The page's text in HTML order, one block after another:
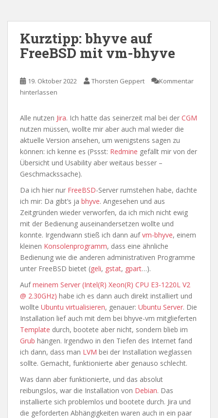
Kurztipp: bhyve auf
FreeBSD mit vm-bhyve
19. Oktober 2022 Thorsten Geppert
Kommentar
hinterlassen
Alle nutzen Jira. Ich hatte das seinerzeit mal bei der CGM
nutzen müssen, wollte mir aber auch mal wieder die
aktuelle Version ansehen, um wenigstens sagen zu
können: ich kenne es (Pssst: Redmine gefällt mir von der
Übersicht und Usability aber weitaus besser –
Geschmackssache).
Da ich hier nur FreeBSD-Server rumstehen habe, dachte
ich mir: Da gibt’s ja bhyve. Angesehen und aus
Zeitgründen wieder verworfen, da ich mich nicht ewig
mit der Bedienung auseinandersetzen wollte und
konnte. Irgendwann stieß ich dann aufvm-bhyve, einem
kleinen Konsolenprogramm, dass eine ähnliche
Bedienung wie die anderen administrativen Programme
unter FreeBSD bietet (geli, gstat, gpart…).
Aufmeinem Server (Intel(R) Xeon(R) CPU E3-1220L V2
@ 2.30GHz) habe ich es dann auch direkt installiert und
wollte Ubuntu virtualisieren, genauer: Ubuntu Server. Die
Installation lief auch mit dem bei bhyve-vm mitglieferten
Template durch, bootete aber nicht, sondern blieb im
Grub hängen. Irgendwo in den Tiefen des Internet fand
ich dann, dass man LVM bei der Installation weglassen
sollte. Gemacht, funktionierte aber genauso schlecht.
Was dann aber funktionierte, und das absolut
reibungslos, war die Installation von Debian. Das
installierte sich problemlos und bootete durch. Jira und
die geforderten Abhängigkeiten waren auch in ein paar